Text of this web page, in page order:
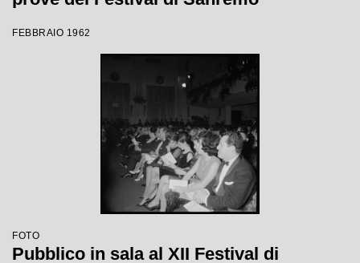
FEBBRAIO 1962
FOTO
Pubblico in sala al XII Festival di